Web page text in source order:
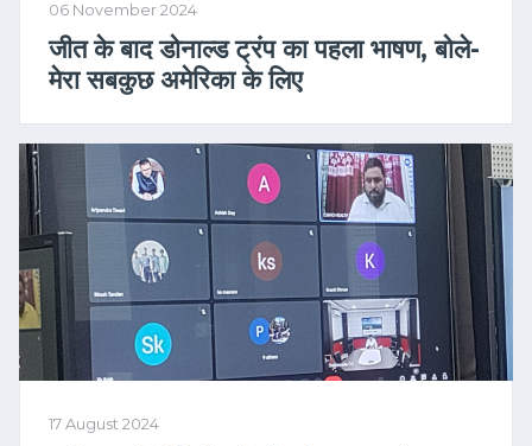
06 November 2024
जीत के बाद डोनाल्ड ट्रंप का पहला भाषण, बोले-
मेरा सबकुछ अमेरिका के लिए
17 August 2024